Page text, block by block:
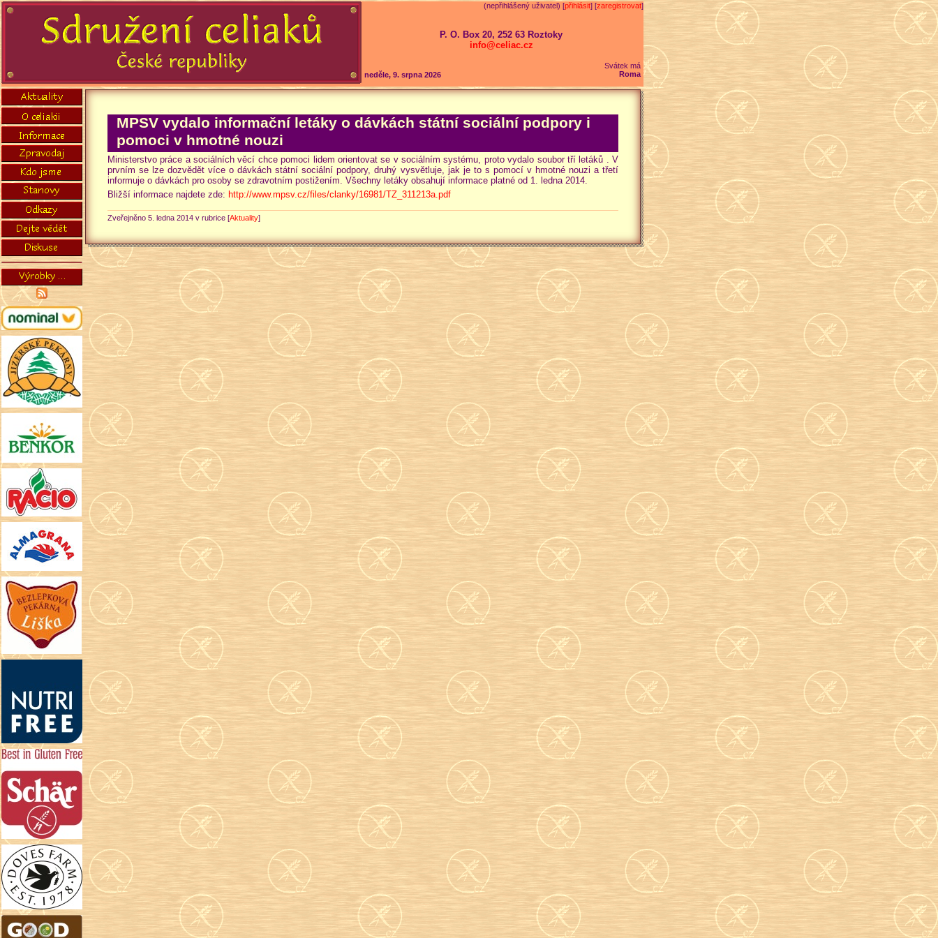
(nepřihlášený uživatel) [přihlásit] [zaregistrovat]
neděle, 9. srpna 2026
Svátek má
Roma
P. O. Box 20, 252 63 Roztoky
info@celiac.cz
MPSV vydalo informační letáky o dávkách státní sociální podpory i
pomoci v hmotné nouzi
Ministerstvo práce a sociálních věcí chce pomoci lidem orientovat se v sociálním systému, proto vydalo soubor tří letáků . V
prvním se lze dozvědět více o dávkách státní sociální podpory, druhý vysvětluje, jak je to s pomocí v hmotné nouzi a třetí
informuje o dávkách pro osoby se zdravotním postižením. Všechny letáky obsahují informace platné od 1. ledna 2014.
Bližší informace najdete zde: http://www.mpsv.cz/files/clanky/16981/TZ_311213a.pdf
Zveřejněno 5. ledna 2014 v rubrice [Aktuality]